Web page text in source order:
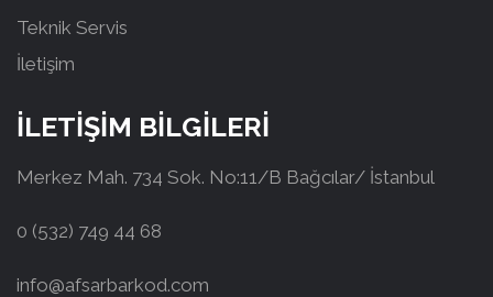
Teknik Servis
İletişim
İLETİŞİM BİLGİLERİ
Merkez Mah. 734 Sok. No:11/B Bağcılar/ İstanbul
0 (532) 749 44 68
info@afsarbarkod.com